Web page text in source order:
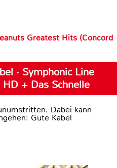
Greatest Hits (Concord
· Symphonic Line
+ Das Schnelle
Dabei kann
Gute Kabel